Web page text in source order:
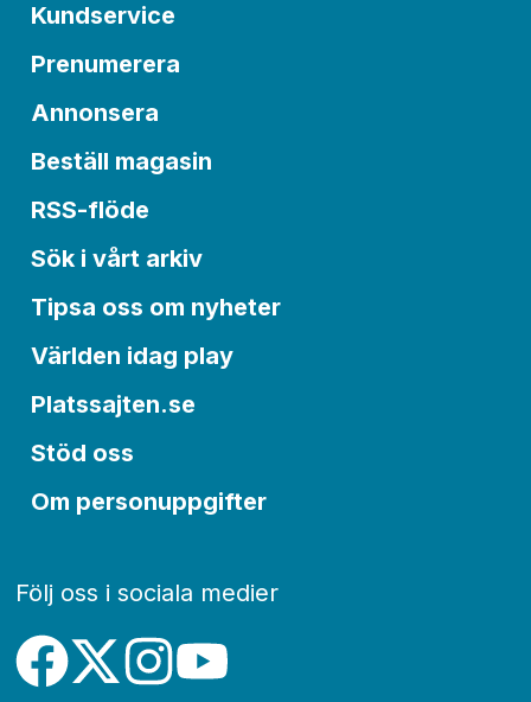
Kundservice
Prenumerera
Annonsera
Beställ magasin
RSS-flöde
Sök i vårt arkiv
Tipsa oss om nyheter
Världen idag play
Platssajten.se
Stöd oss
Om personuppgifter
Följ oss i sociala medier